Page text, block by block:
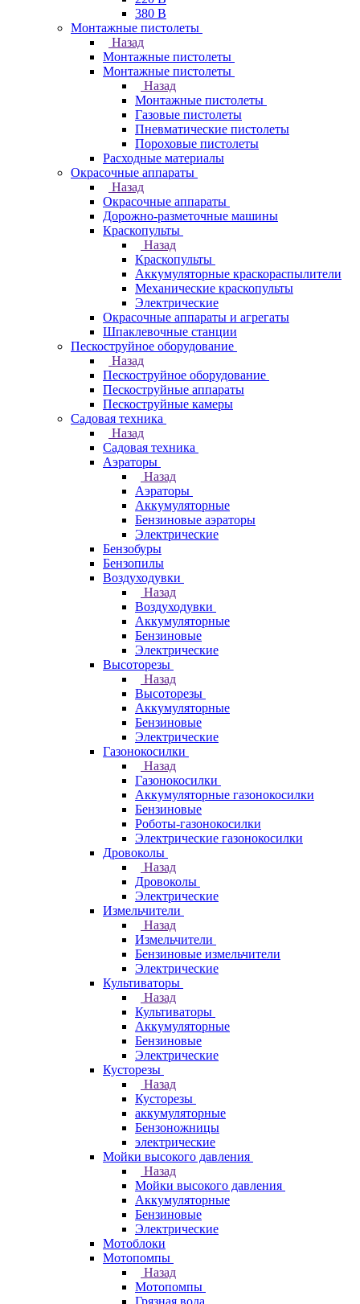
380 В
Монтажные пистолеты
Назад
Монтажные пистолеты
Монтажные пистолеты
Назад
Монтажные пистолеты
Газовые пистолеты
Пневматические пистолеты
Пороховые пистолеты
Расходные материалы
Окрасочные аппараты
Назад
Окрасочные аппараты
Дорожно-разметочные машины
Краскопульты
Назад
Краскопульты
Аккумуляторные краскораспылители
Механические краскопульты
Электрические
Окрасочные аппараты и агрегаты
Шпаклевочные станции
Пескоструйное оборудование
Назад
Пескоструйное оборудование
Пескоструйные аппараты
Пескоструйные камеры
Садовая техника
Назад
Садовая техника
Аэраторы
Назад
Аэраторы
Аккумуляторные
Бензиновые аэраторы
Электрические
Бензобуры
Бензопилы
Воздуходувки
Назад
Воздуходувки
Аккумуляторные
Бензиновые
Электрические
Высоторезы
Назад
Высоторезы
Аккумуляторные
Бензиновые
Электрические
Газонокосилки
Назад
Газонокосилки
Аккумуляторные газонокосилки
Бензиновые
Роботы-газонокосилки
Электрические газонокосилки
Дровоколы
Назад
Дровоколы
Электрические
Измельчители
Назад
Измельчители
Бензиновые измельчители
Электрические
Культиваторы
Назад
Культиваторы
Аккумуляторные
Бензиновые
Электрические
Кусторезы
Назад
Кусторезы
аккумуляторные
Бензоножницы
электрические
Мойки высокого давления
Назад
Мойки высокого давления
Аккумуляторные
Бензиновые
Электрические
Мотоблоки
Мотопомпы
Назад
Мотопомпы
Грязная вода